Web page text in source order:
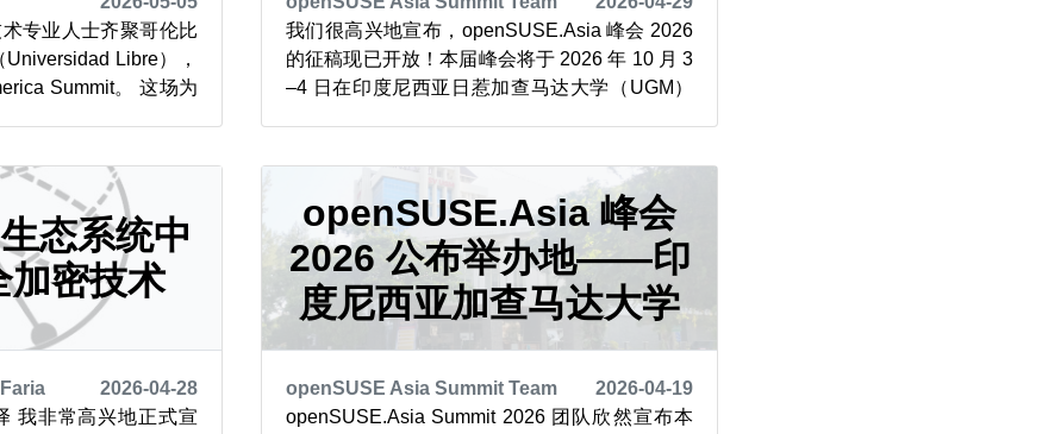
专业人士齐聚哥伦比
Libre），
Summit。 这场为
（Capture the Flag）
我们很高兴地宣布，openSUSE.Asia 峰会 2026
的征稿现已开放！本届峰会将于 2026 年 10 月 3
–4 日在印度尼西亚日惹加查马达大学（UGM）
openSUSE.Asia 委员会诚邀各界演讲者分享您
对 openSUSE 及开源的知识、经...
态系统中
加密技术
2026-04-28
我非常高兴地正式宣
openSUSE.Asia 峰会
2026 公布举办地——印
度尼西亚加查马达大学
openSUSE Asia Summit Team
2026-04-19
openSUSE.Asia Summit 2026 团队欣然宣布本